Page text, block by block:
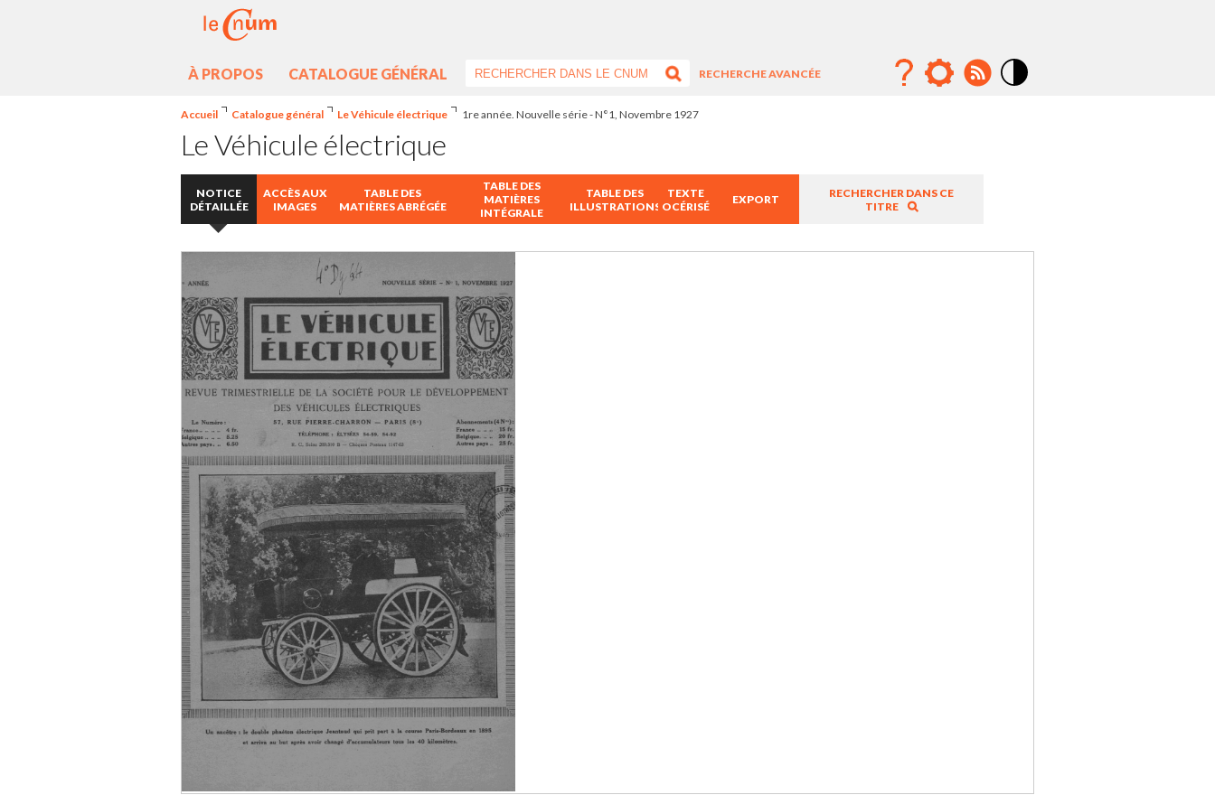
À PROPOS CATALOGUE GÉNÉRAL
RECHERCHE AVANCÉE
Accueil Catalogue général Le Véhicule électrique 1re année. Nouvelle série - N°1, Novembre 1927
Le Véhicule électrique
NOTICE
DÉTAILLÉE
ACCÈS AUX
IMAGES
TABLE DES
MATIÈRES ABRÉGÉE
TABLE DES
MATIÈRES
INTÉGRALE
TABLE DES
ILLUSTRATIONS
TEXTE
OCÉRISÉ
EXPORT
RECHERCHER DANS CE
TITRE